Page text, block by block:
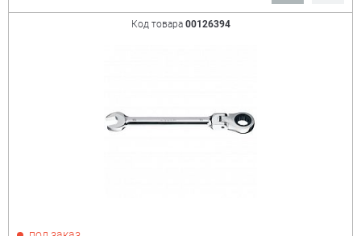
Код товара 00126394